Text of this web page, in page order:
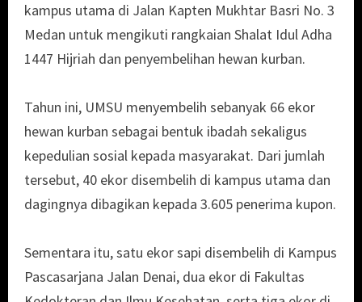
kampus utama di Jalan Kapten Mukhtar Basri No. 3
Medan untuk mengikuti rangkaian Shalat Idul Adha
1447 Hijriah dan penyembelihan hewan kurban.
Tahun ini, UMSU menyembelih sebanyak 66 ekor
hewan kurban sebagai bentuk ibadah sekaligus
kepedulian sosial kepada masyarakat. Dari jumlah
tersebut, 40 ekor disembelih di kampus utama dan
dagingnya dibagikan kepada 3.605 penerima kupon.
Sementara itu, satu ekor sapi disembelih di Kampus
Pascasarjana Jalan Denai, dua ekor di Fakultas